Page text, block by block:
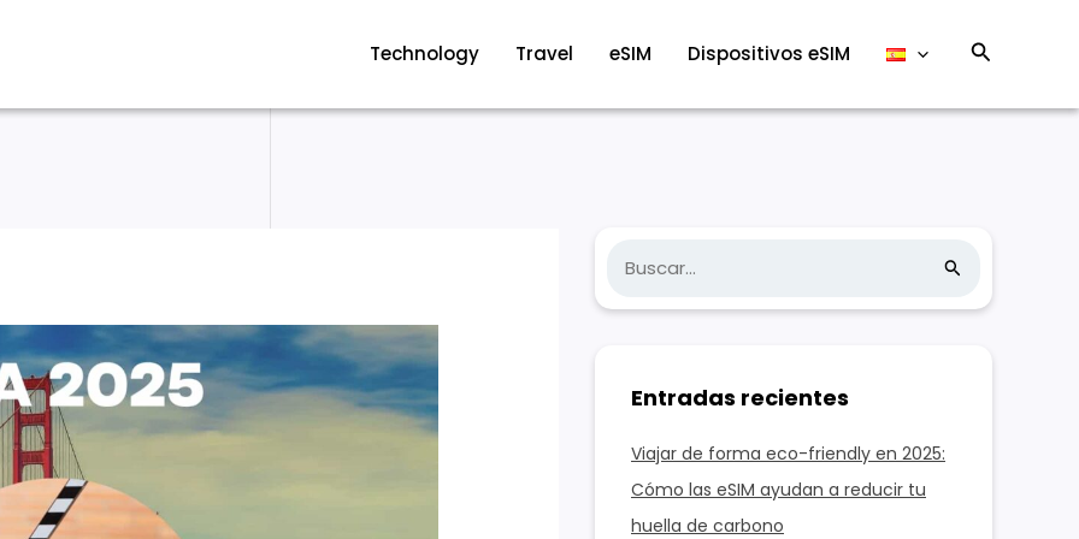
Technology Travel eSIM Dispositivos eSIM Buscar
u
Entradas recientes
Viajar de forma eco-friendly en 2025:
Cómo las eSIM ayudan a reducir tu
huella de carbono